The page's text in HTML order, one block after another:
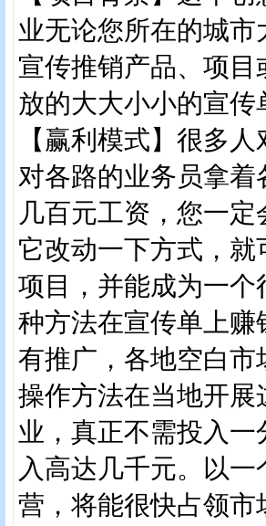
业无论您所在的城
宣传推销产品、项
放的大大小小的宣
【赢利模式】很多
对各路的业务员拿
几百元工资，您一
它改动一下方式，
项目，并能成为一
种方法在宣传单上
有推广，各地空白
操作方法在当地开
业，真正不需投入
入高达几千元。以
营，将能很快占领市